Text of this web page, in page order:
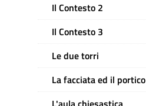
Il Contesto 2
Il Contesto 3
Le due torri
La facciata ed il portico